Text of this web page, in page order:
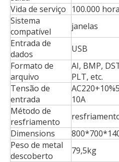
Vida de serviço
100.000
Sistema
compatível
janelas
Entrada de
dados
USB
Formato de
arquivo
AI, BMP,
PLT, etc.
Tensão de
entrada
10A
Método de
resfriamento
Dimensions
Peso de metal
descoberto
79,5kg